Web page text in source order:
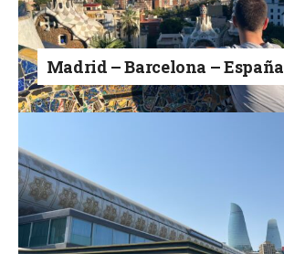
Madrid – Barcelona – España